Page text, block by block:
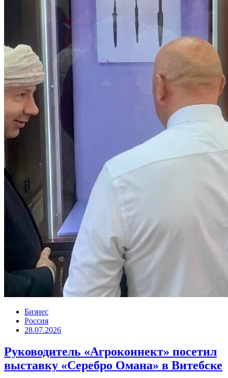
Бизнес
Россия
28.07.2026
Руководитель «Агроконнект» посетил
выставку «Серебро Омана» в Витебске